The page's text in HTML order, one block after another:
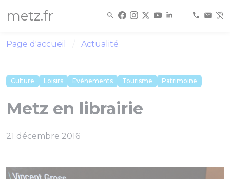
metz.fr
Page d'accueil Actualité
Culture Loisirs Evénements Tourisme Patrimoine
Metz en librairie
21 décembre 2016